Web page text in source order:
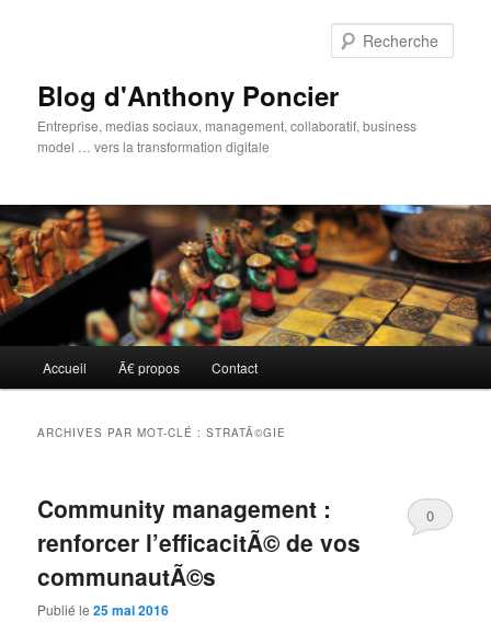
Blog d'Anthony Poncier
Entreprise, medias sociaux, management, collaboratif, business
model … vers la transformation digitale
principal
Accueil Ã€ propos Contact
ARCHIVES PAR MOT-CLÉ :STRATÃ©GIE
Community management :
renforcer l’efficacitÃ© de vos
communautÃ©s
Publié le25 mai 2016
0